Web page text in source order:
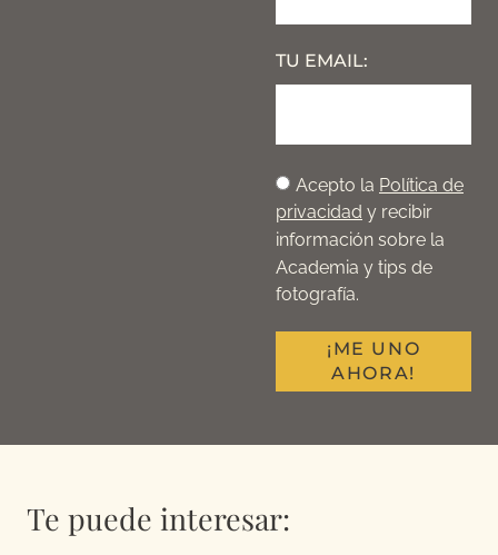
TU EMAIL:
Acepto la Política de
privacidad y recibir
información sobre la
Academia y tips de
fotografía.
¡ME UNO
AHORA!
Te puede interesar: